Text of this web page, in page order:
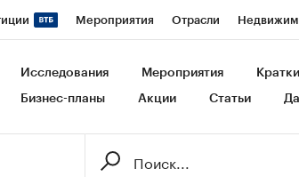
Мероприятия Отрасли
рейтинги Франшизы Газета
Исследования Мероприятия
Бизнес-планы Акции Статьи